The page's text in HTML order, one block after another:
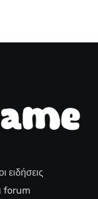
forum